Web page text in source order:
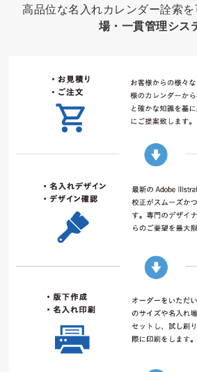
高品位な名入れカレンダー詮索を
場・一貫管理シス